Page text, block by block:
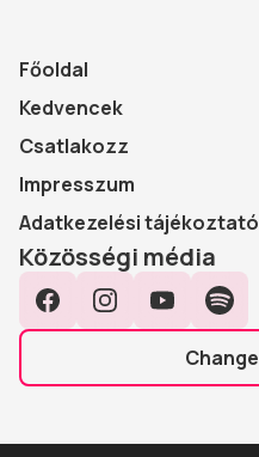
Főoldal
Kedvencek
Csatlakozz
Impresszum
Adatkezelési tájékoztató
Közösségi média